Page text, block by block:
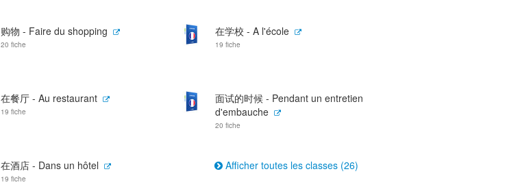
购物 - Faire du shopping
20 fiche
在学校 - A l'école
19 fiche
在餐厅 - Au restaurant
19 fiche
面试的时候 - Pendant un entretien
d'embauche
20 fiche
在酒店 - Dans un hôtel
19 fiche
Afficher toutes les classes (26)